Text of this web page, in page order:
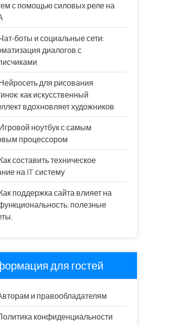
с помощью силовых реле на
боты и социальные сети:
диалогов с
для рисования
как искусственный
вдохновляет художников
ноутбук с самым
процессором
составить техническое
на IT систему
поддержка сайта влияет на
полезные
для гостей
и правообладателям
конфиденциальности